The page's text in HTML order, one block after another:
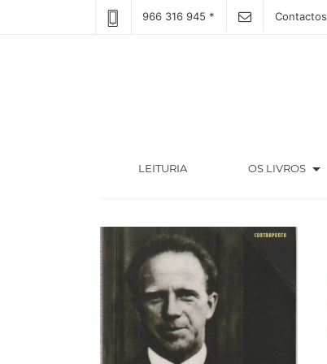
966 316 945 * Contactos
LEITURIA(CURRENT) OS LIVROS arrow_drop_down